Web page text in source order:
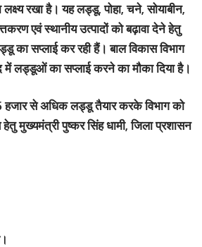
रखा है। यह लड्डू, पोहा, चने, सोयाबीन,
एवं स्थानीय उत्पादों को बढ़ावा देने हेतु
सप्लाई कर रही हैं। बाल विकास विभाग
में लड्डूओं का सप्लाई करने का मौका दिया है।
हजार से अधिक लड्डू तैयार करके विभाग को
मुख्यमंत्री पुष्कर सिंह धामी, जिला प्रशासन